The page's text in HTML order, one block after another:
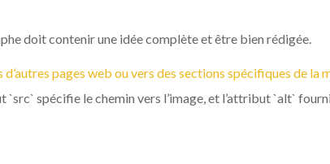
doit contenir une idée complète et être bien rédigée.
pages web ou vers des sections spécifiques de la
`src` spécifie le chemin vers l’image, et l’attribut `alt`